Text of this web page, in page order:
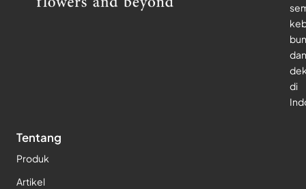
dan
di
Tentang
Produk
Artikel